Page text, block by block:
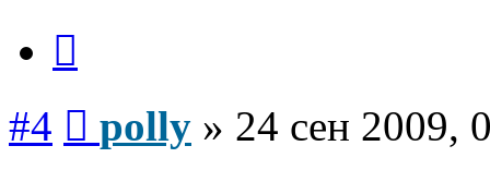
#4 polly » 24 сен 2009,